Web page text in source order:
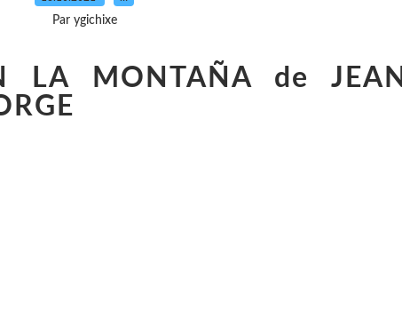
Par ygichixe
LA MONTAÑA de JEAN